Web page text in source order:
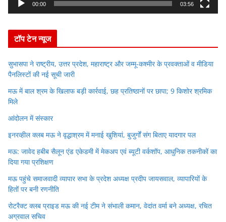
e
r
00:00 03:56
टॉप टेन न्यूज
सुभासपा ने राष्ट्रीय, उत्तर प्रदेश, महाराष्ट्र और जम्मू-कश्मीर के प्रवक्ताओं व मीडिया
पैनलिस्टों की नई सूची जारी
मऊ में बाल श्रम के खिलाफ बड़ी कार्रवाई, छह प्रतिष्ठानों पर छापा; 9 किशोर श्रमिक
मिले
आंदोलन में संस्कार
इनरव्हील क्लब मऊ ने वृद्धाश्रम में मनाई खुशियां, बुजुर्गों संग बिताए यादगार पल
मऊ: जावेद हबीब सैलून एंड एकेडमी में मेकअप एवं ब्यूटी वर्कशॉप, आधुनिक तकनीकों का
दिया गया प्रशिक्षण
मऊ पहुंचे समाजवादी व्यापार सभा के प्रदेश अध्यक्ष प्रदीप जायसवाल, व्यापारियों के
हितों पर बनी रणनीति
रोटरैक्ट क्लब प्राइड मऊ की नई टीम ने संभाली कमान, वेदांत वर्मा बने अध्यक्ष, रचित
अग्रवाल सचिव